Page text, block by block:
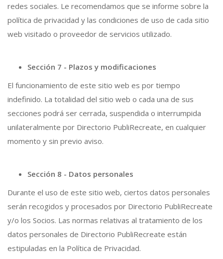
redes sociales. Le recomendamos que se informe sobre la
política de privacidad y las condiciones de uso de cada sitio
web visitado o proveedor de servicios utilizado.
Sección 7 - Plazos y modificaciones
El funcionamiento de este sitio web es por tiempo
indefinido. La totalidad del sitio web o cada una de sus
secciones podrá ser cerrada, suspendida o interrumpida
unilateralmente por Directorio PubliRecreate, en cualquier
momento y sin previo aviso.
Sección 8 - Datos personales
Durante el uso de este sitio web, ciertos datos personales
serán recogidos y procesados por Directorio PubliRecreate
y/o los Socios. Las normas relativas al tratamiento de los
datos personales de Directorio PubliRecreate están
estipuladas en la Política de Privacidad.